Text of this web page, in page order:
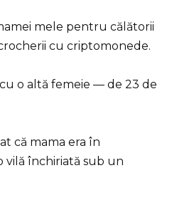
mele pentru călătorii
cu criptomonede.
o altă femeie — de 23 de
că mama era în
vilă închiriată sub un